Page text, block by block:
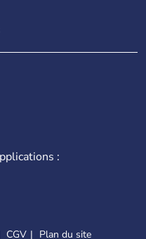
:
CGV Plan du site